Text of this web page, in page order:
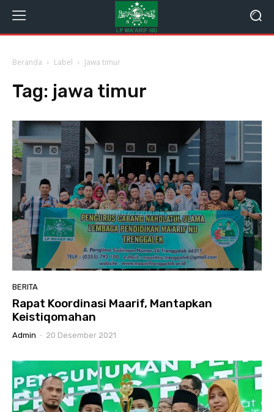
Beranda Label Jawa timur
Tag: jawa timur
BERITA
Rapat Koordinasi Maarif, Mantapkan
Keistiqomahan
Admin - 20 Desember 2021